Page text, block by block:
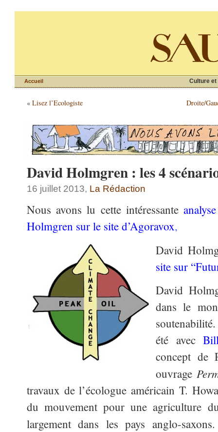
Culture et
Accueil
« Lisez l’Ecologiste Droite/
David Holmgren : les 4
16 juillet 2013, La Rédaction
Nous avons lu cette intéressante
Holmgren sur le site d’Agoravox,
David
site sur
David
dans le
été avec
concept de
ouvrage
travaux de l’écologue américain T.
du mouvement pour une agriculture
largement dans les pays anglo-